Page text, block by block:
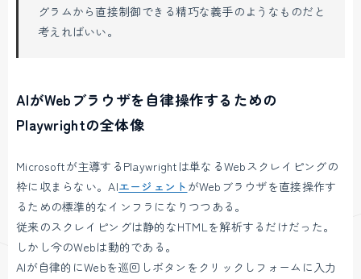
グラムから直接制御できる精巧な義手のようなものだと
考えればいい。
AIがWebブラウザを自律操作するための
Playwrightの全体像
Microsoftが主導するPlaywrightは単なるWebスクレイピングの
枠に収まらない。AIエージェント がWebブラウザを直接操作す
るための標準的なインフラになりつつある。
従来のスクレイピングは静的なHTMLを解析するだけだった。
しかし今のWebは動的である。
AIが自律的にWebを巡回しボタンをクリックしフォームに入力